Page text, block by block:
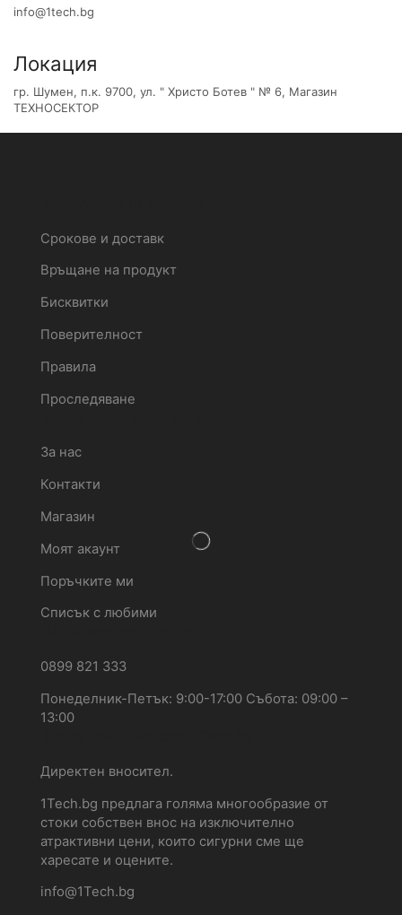
info@1tech.bg
Локация
гр. Шумен, п.к. 9700, ул. " Христо Ботев " № 6, Магазин
ТЕХНОСЕКТОР
Срокове и доставк
Връщане на продукт
Бисквитки
Поверителност
Правила
Проследяване
За нас
Контакти
Магазин
Моят акаунт
Поръчките ми
Списък с любими
0899 821 333
Понеделник-Петък: 9:00-17:00 Събота: 09:00 –
13:00
Директен вносител.
1Tech.bg предлага голяма многообразие от
стоки собствен внос на изключително
атрактивни цени, които сигурни сме ще
харесате и оцените.
info@1Tech.bg